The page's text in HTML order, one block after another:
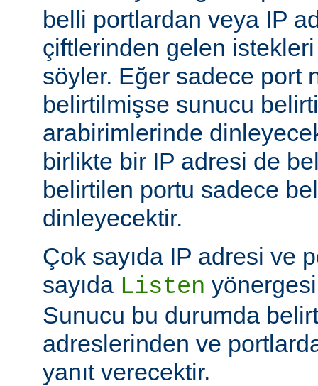
belli portlardan veya IP
çiftlerinden gelen
söyler. Eğer sadece port
belirtilmişse sunucu
arabirimlerinde
birlikte bir IP adresi de
belirtilen portu sadece
dinleyecektir.
Çok sayıda IP adresi ve
sayıda Listen
Sunucu bu durumda
adreslerinden ve
yanıt verecektir.